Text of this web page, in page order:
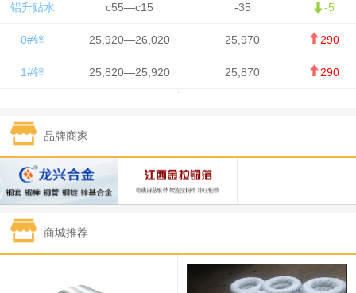
铝升贴水 c55—c15 -35 -5
0#锌 25,920—26,020 25,970 290
1#锌 25,820—25,920 25,870 290
1#锡 434,000—436,000
1#镍 129,550—130,750
1#白银 15,100—15,110 15,105 -70
钯金
331,000 -10,000
品牌商家
商城推荐